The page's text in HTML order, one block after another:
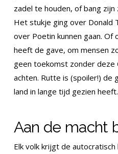
zadel te houden, of bang
Het stukje ging over Donald
over Poetin kunnen gaan. Of
heeft de gave, om mensen
geen toekomst zonder deze
achten. Rutte is (spoiler!)
land in lange tijd gezien heeft.
Aan de macht
Elk volk krijgt de